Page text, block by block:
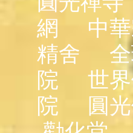
網
中
精舍
院
世
院
圓